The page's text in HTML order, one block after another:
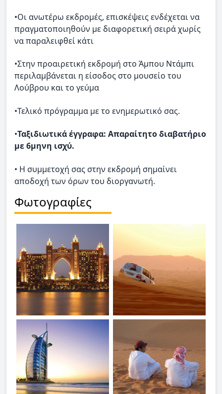
•Οι ανωτέρω εκδρομές, επισκέψεις ενδέχεται να
πραγματοποιηθούν με διαφορετική σειρά χωρίς
να παραλειφθεί κάτι
•Στην προαιρετική εκδρομή στο Άμπου Ντάμπι
περιλαμβάνεται η είσοδος στο μουσείο του
Λούβρου και το γεύμα
•Τελικό πρόγραμμα με το ενημερωτικό σας.
•Ταξιδιωτικά έγγραφα: Απαραίτητο διαβατήριο
με 6μηνη ισχύ.
• Η συμμετοχή σας στην εκδρομή σημαίνει
αποδοχή των όρων του διοργανωτή.
Φωτογραφίες